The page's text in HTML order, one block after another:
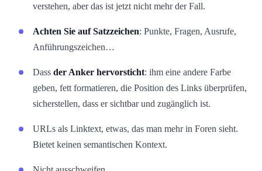
verstehen, aber das ist jetzt nicht mehr der Fall.
Achten Sie auf Satzzeichen: Punkte, Fragen, Ausrufe,
Anführungszeichen…
Dass der Anker hervorsticht: ihm eine andere Farbe
geben, fett formatieren, die Position des Links überprüfen,
sicherstellen, dass er sichtbar und zugänglich ist.
URLs als Linktext, etwas, das man mehr in Foren sieht.
Bietet keinen semantischen Kontext.